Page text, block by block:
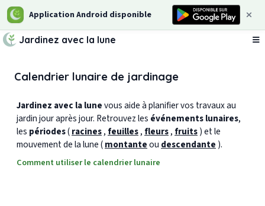
Application Android disponible
Jardinez avec la lune
Calendrier lunaire de jardinage
Jardinez avec la lunevous aide à planifier vos travaux au
jardin jour après jour. Retrouvez les événements lunaires,
les périodes(racines, feuilles, fleurs, fruits) et le
mouvement de la lune (montanteou descendante ).
Comment utiliser le calendrier lunaire